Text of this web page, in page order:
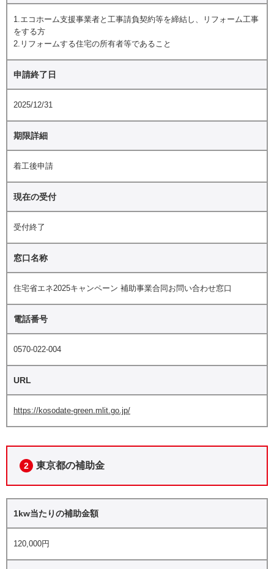
1.エコホーム支援事業者と工事請負契約等を締結し、リフォーム工事
をする方
2.リフォームする住宅の所有者等であること
申請終了日
2025/12/31
期限詳細
着工後申請
現在の受付
受付終了
窓口名称
住宅省エネ2025キャンペーン 補助事業合同お問い合わせ窓口
電話番号
0570-022-004
URL
https://kosodate-green.mlit.go.jp/
2 東京都の補助金
1kw当たりの補助金額
120,000円